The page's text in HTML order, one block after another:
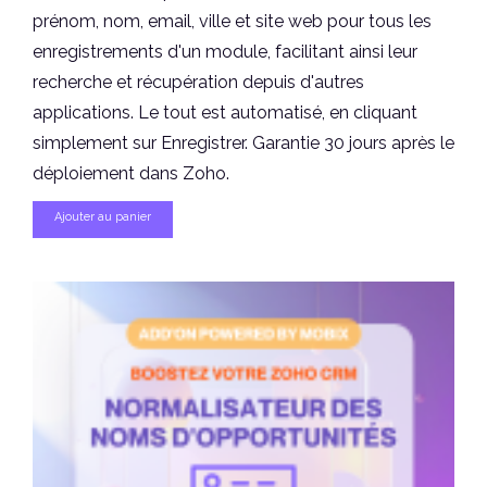
prénom, nom, email, ville et site web pour tous les
enregistrements d'un module, facilitant ainsi leur
recherche et récupération depuis d'autres
applications. Le tout est automatisé, en cliquant
simplement sur Enregistrer. Garantie 30 jours après le
déploiement dans Zoho.
Ajouter au panier